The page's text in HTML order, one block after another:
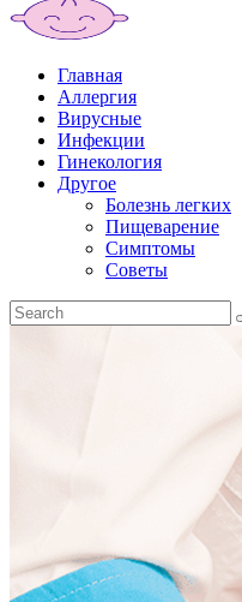
Главная
Аллергия
Вирусные
Инфекции
Гинекология
Другое
Болезнь легких
Пищеварение
Симптомы
Советы